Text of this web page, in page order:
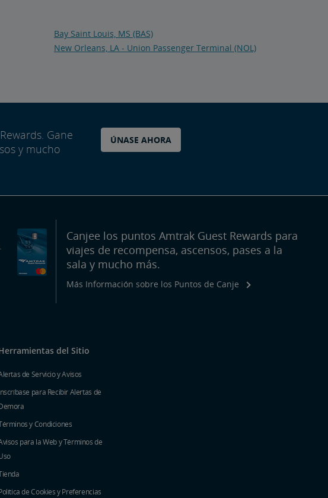
Bay Saint Louis, MS (BAS)
New Orleans, LA - Union Passenger Terminal (NOL)
Gane
y mucho
ÚNASE AHORA
Canjee los puntos Amtrak Guest Rewards para
viajes de recompensa, ascensos, pases a la
sala y mucho más.
Más Información sobre los Puntos de Canje
del Sitio
de Servicio y Avisos
para Recibir Alertas de
y Condiciones
para la Web y Términos de
de Cookies y Preferencias